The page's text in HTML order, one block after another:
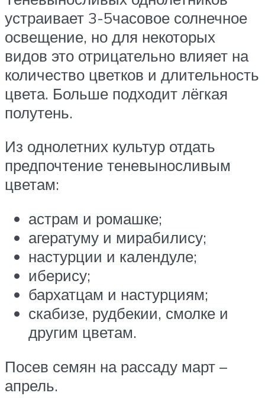
устраивает 3-5часовое солнечное
освещение, но для некоторых
видов это отрицательно влияет на
количество цветков и длительность
цвета. Больше подходит лёгкая
полутень.
Из однолетних культур отдать
предпочтение теневыносливым
цветам:
астрам и ромашке;
агератуму и мирабилису;
настурции и календуле;
иберису;
бархатцам и настурциям;
скабизе, рудбекии, смолке и
другим цветам.
Посев семян на рассаду март –
апрель.